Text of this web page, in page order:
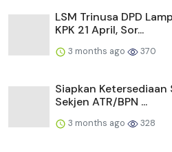
LSM Trinusa DPD
KPK 21 April, Sor...
3 months ago 370
Siapkan
Sekjen ATR/BPN ...
3 months ago 328